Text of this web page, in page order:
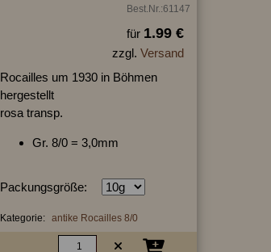
Best.Nr.:61147
für 1.99 €
zzgl. Versand
Rocailles um 1930 in Böhmen
hergestellt
rosa transp.
Gr. 8/0 = 3,0mm
Packungsgröße:
Kategorie: antike Rocailles 8/0